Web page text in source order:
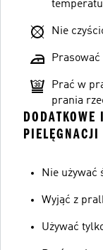
Nie
Prać w
prania
DODATKOWE
PIELĘGNACJI
Nie używać
Wyjąć z
Używać